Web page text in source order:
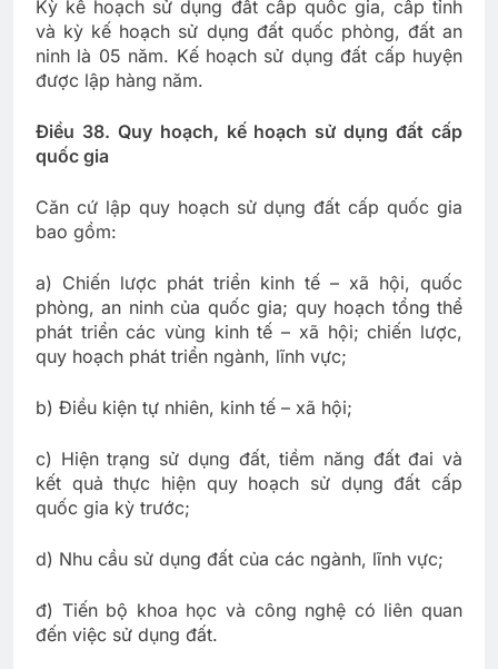
Kỳ kế hoạch sử dụng đất cấp quốc gia, cấp tỉnh
và kỳ kế hoạch sử dụng đất quốc phòng, đất an
ninh là 05 năm. Kế hoạch sử dụng đất cấp huyện
được lập hàng năm.
Điều 38. Quy hoạch, kế hoạch sử dụng đất cấp
quốc gia
Căn cứ lập quy hoạch sử dụng đất cấp quốc gia
bao gồm:
a) Chiến lược phát triển kinh tế – xã hội, quốc
phòng, an ninh của quốc gia; quy hoạch tổng thể
phát triển các vùng kinh tế – xã hội; chiến lược,
quy hoạch phát triển ngành, lĩnh vực;
b) Điều kiện tự nhiên, kinh tế – xã hội;
c) Hiện trạng sử dụng đất, tiềm năng đất đai và
kết quả thực hiện quy hoạch sử dụng đất cấp
quốc gia kỳ trước;
d) Nhu cầu sử dụng đất của các ngành, lĩnh vực;
đ) Tiến bộ khoa học và công nghệ có liên quan
đến việc sử dụng đất.